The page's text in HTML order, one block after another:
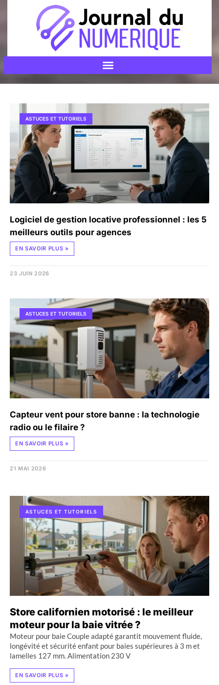
ASTUCES ET TUTORIELS
Logiciel de gestion locative professionnel : les 5
meilleurs outils pour agences
EN SAVOIR PLUS »
23 JUIN 2026
ASTUCES ET TUTORIELS
Capteur vent pour store banne : la technologie
radio ou le filaire ?
EN SAVOIR PLUS »
21 MAI 2026
ASTUCES ET TUTORIELS
Store californien motorisé : le meilleur
moteur pour la baie vitrée ?
Moteur pour baie Couple adapté garantit mouvement fluide,
longévité et sécurité enfant pour baies supérieures à 3 m et
lamelles 127 mm. Alimentation 230 V
EN SAVOIR PLUS »